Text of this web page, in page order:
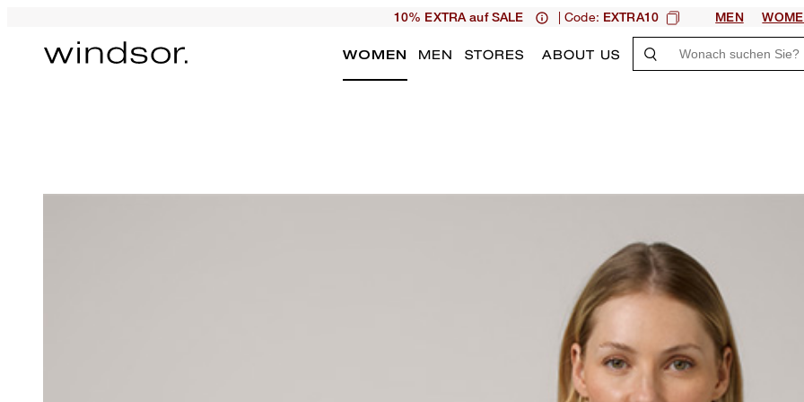
10% EXTRA auf SALE | Code: EXTRA10 MEN
WOMEN MEN STORES ABOUT US